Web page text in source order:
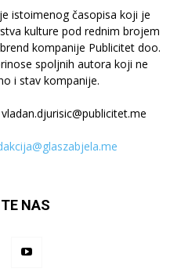
istoimenog časopisa koji je
kulture pod rednim brojem
kompanije Publicitet doo.
spoljnih autora koji ne
i stav kompanije.
NAS